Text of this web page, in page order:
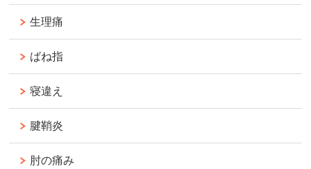
生理痛
ばね指
寝違え
腱鞘炎
肘の痛み